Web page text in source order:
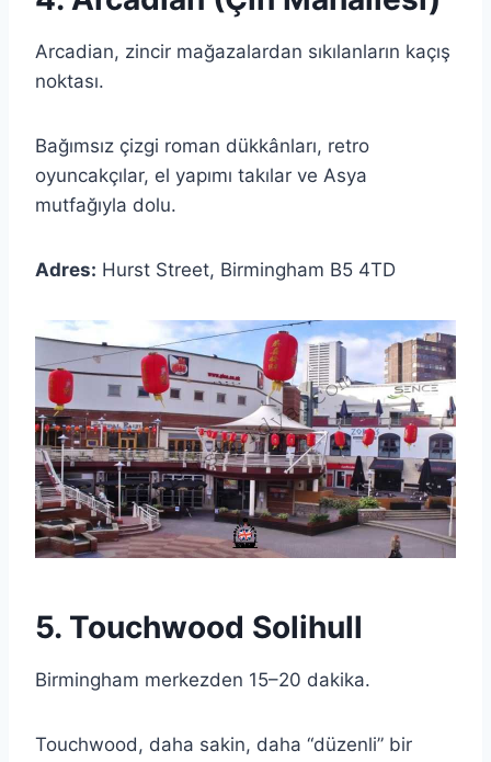
Arcadian, zincir mağazalardan sıkılanların kaçış
noktası.
Bağımsız çizgi roman dükkânları, retro
oyuncakçılar, el yapımı takılar ve Asya
mutfağıyla dolu.
Adres: Hurst Street, Birmingham B5 4TD
5. Touchwood Solihull
Birmingham merkezden 15–20 dakika.
Touchwood, daha sakin, daha “düzenli” bir